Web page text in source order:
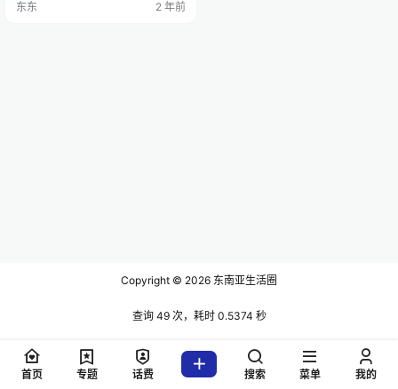
生过事故，但持有有效的经营许可
东东 2 年前
Copyright © 2026 东南亚生活圈
查询 49 次，耗时 0.5374 秒
首页 专题 话费 搜索 菜单 我的